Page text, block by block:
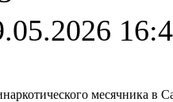
месячника в